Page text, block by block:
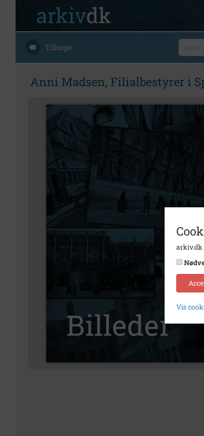
Tilbage
Anni Madsen, Filialbestyrer i
arkiv.dk
Vis